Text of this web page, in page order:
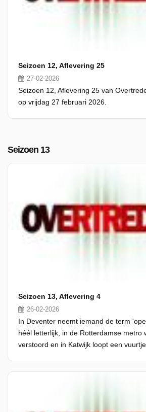
Seizoen 12, Aflevering 25
27-02-2026
Seizoen 12, Aflevering 25 van
op vrijdag 27 februari 2026.
Seizoen 13
Seizoen 13, Aflevering 4
26-02-2026
In Deventer neemt iemand de term
héél letterlijk, in de Rotterdamse metro
verstoord en in Katwijk loopt een